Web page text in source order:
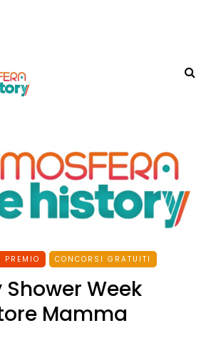
PREMIO CONCORSI GRATUITI
Shower Week
Mamma